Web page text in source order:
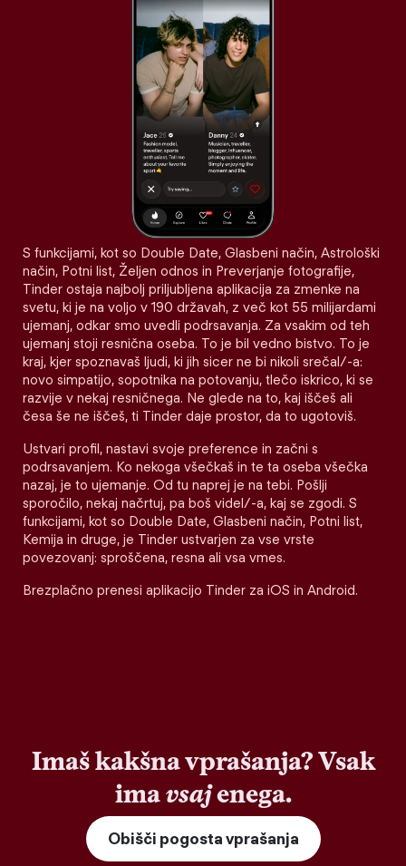
S funkcijami, kot so Double Date, Glasbeni način, Astrološki
način, Potni list, Željen odnos in Preverjanje fotografije,
Tinder ostaja najbolj priljubljena aplikacija za zmenke na
svetu, ki je na voljo v 190 državah, z več kot 55 milijardami
ujemanj, odkar smo uvedli podrsavanja. Za vsakim od teh
ujemanj stoji resnična oseba. To je bil vedno bistvo. To je
kraj, kjer spoznavaš ljudi, ki jih sicer ne bi nikoli srečal/-a:
novo simpatijo, sopotnika na potovanju, tlečo iskrico, ki se
razvije v nekaj resničnega. Ne glede na to, kaj iščeš ali
česa še ne iščeš, ti Tinder daje prostor, da to ugotoviš.
Ustvari profil, nastavi svoje preference in začni s
podrsavanjem. Ko nekoga všečkaš in te ta oseba všečka
nazaj, je to ujemanje. Od tu naprej je na tebi. Pošlji
sporočilo, nekaj načrtuj, pa boš videl/-a, kaj se zgodi. S
funkcijami, kot so Double Date, Glasbeni način, Potni list,
Kemija in druge, je Tinder ustvarjen za vse vrste
povezovanj: sproščena, resna ali vsa vmes.
Brezplačno prenesi aplikacijo Tinder za iOS in Android.
Imaš kakšna vprašanja? Vsak
imavsajenega.
Obišči pogosta vprašanja